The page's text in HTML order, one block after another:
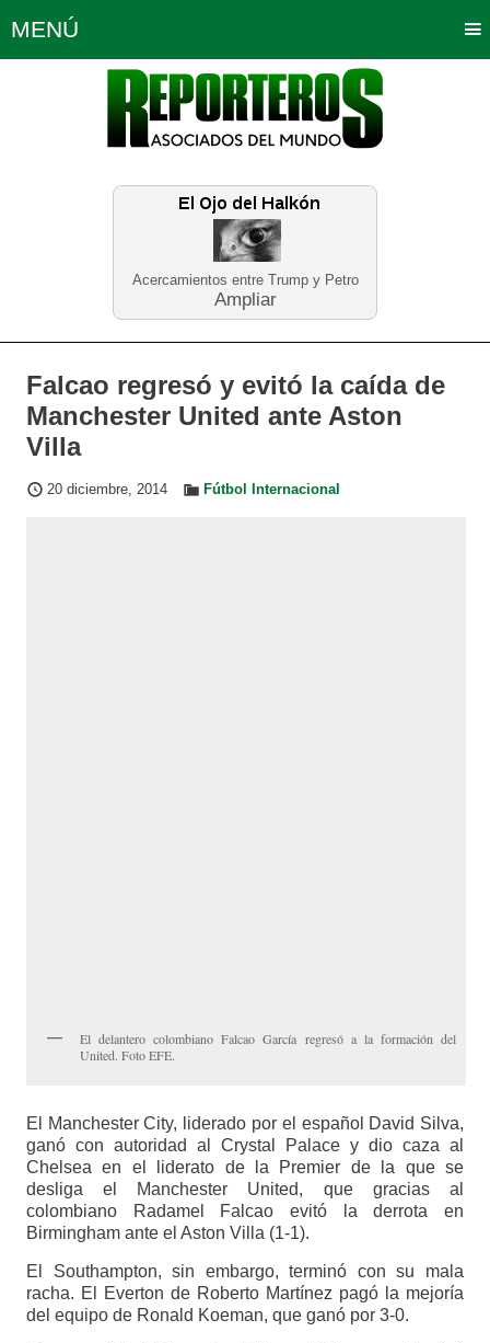
Acercamientos entre Trump y Petro
Ampliar
MENÚ
Política Opinión Bogotá
Planeta Tierra Deportes
Educación Neira
Falcao regresó y evitó la caída de
Manchester United ante Aston
Villa
20 diciembre, 2014 Fútbol Internacional
El delantero colombiano Falcao García regresó a la formación del
United. Foto EFE.
El Manchester City, liderado por el español David Silva,
ganó con autoridad al Crystal Palace y dio caza al
Chelsea en el liderato de la Premier de la que se
desliga el Manchester United, que gracias al
colombiano Radamel Falcao evitó la derrota en
Birmingham ante el Aston Villa (1-1).
El Southampton, sin embargo, terminó con su mala
racha. El Everton de Roberto Martínez pagó la mejoría
del equipo de Ronald Koeman, que ganó por 3-0.